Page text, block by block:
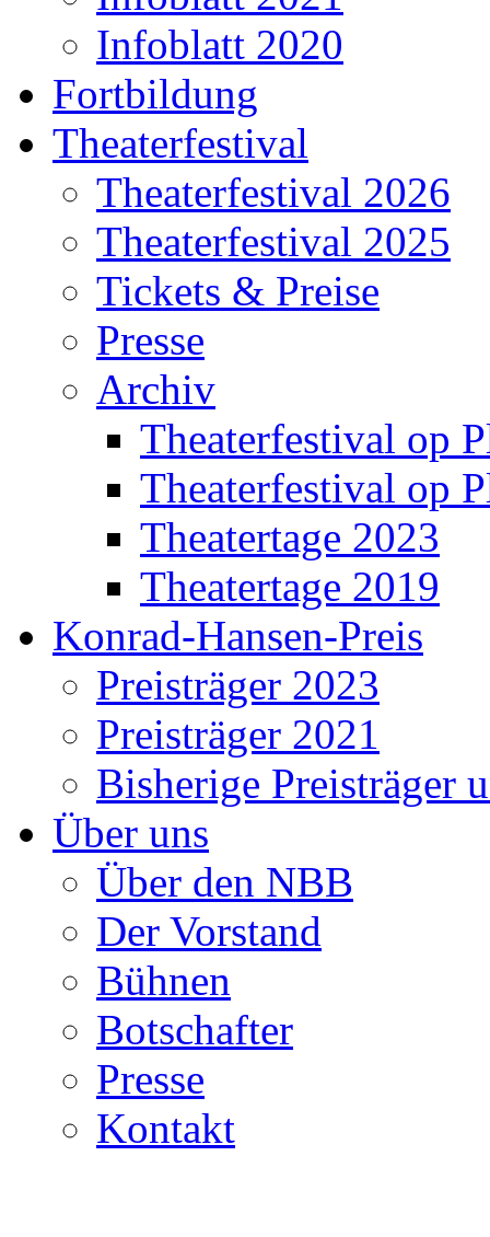
Infoblatt 2020
Fortbildung
Theaterfestival
Theaterfestival 2026
Theaterfestival 2025
Tickets & Preise
Presse
Archiv
Theaterfestival op
Theaterfestival op
Theatertage 2023
Theatertage 2019
Konrad-Hansen-Preis
Preisträger 2023
Preisträger 2021
Bisherige Preisträger
Über uns
Über den NBB
Der Vorstand
Bühnen
Botschafter
Presse
Kontakt